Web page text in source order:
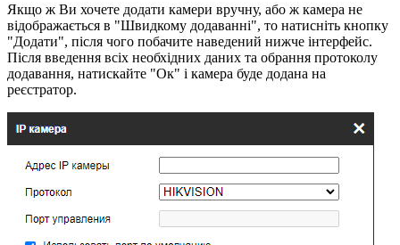
Якщо ж Ви хочете додати камери вручну, або ж камера не
відображається в "Швидкому додаванні", то натисніть кнопку
"Додати", після чого побачите наведений нижче інтерфейс.
Після введення всіх необхідних даних та обрання протоколу
додавання, натискайте "Ок" і камера буде додана на
реєстратор.